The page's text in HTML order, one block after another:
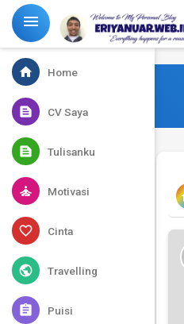

home Home
text_snippet CV Saya
text_snippet Tulisanku
self_improvement Motivasi
favorite_border Cinta
public Travelling
assignment Puisi